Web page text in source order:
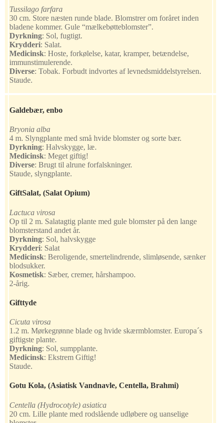
Tussilago farfara
30 cm. Store næsten runde blade. Blomstrer om foråret inden
bladene kommer. Gule “mælkebøtteblomster”.
Dyrkning: Sol, fugtigt.
Krydderi: Salat.
Medicinsk: Hoste, forkølelse, katar, kramper, betændelse,
immunstimulerende.
Diverse: Tobak. Forbudt indvortes af levnedsmiddelstyrelsen.
Staude.
Galdebær, enbo
Bryonia alba
4 m. Slyngplante med små hvide blomster og sorte bær.
Dyrkning: Halvskygge, læ.
Medicinsk: Meget giftig!
Diverse: Brugt til alrune forfalskninger.
Staude, slyngplante.
GiftSalat, (Salat Opium)
Lactuca virosa
Op til 2 m. Salatagtig plante med gule blomster på den lange
blomsterstand andet år.
Dyrkning: Sol, halvskygge
Krydderi: Salat
Medicinsk: Beroligende, smertelindrende, slimløsende, sænker
blodsukker.
Kosmetisk: Sæber, cremer, hårshampoo.
2-årig.
Gifttyde
Cicuta virosa
1.2 m. Mørkegrønne blade og hvide skærmblomster. Europa´s
giftigste plante.
Dyrkning: Sol, sumpplante.
Medicinsk: Ekstrem Giftig!
Staude.
Gotu Kola, (Asiatisk Vandnavle, Centella, Brahmi)
Centella (Hydrocotyle) asiatica
20 cm. Lille plante med rodslående udløbere og uanselige